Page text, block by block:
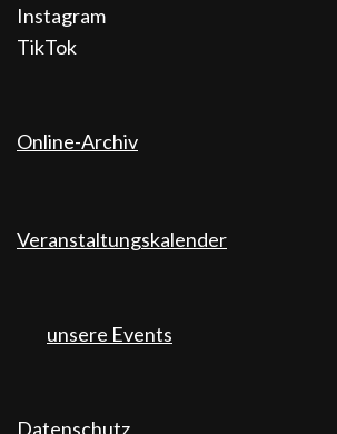
Instagram
TikTok
Online-Archiv
Veranstaltungskalender
unsere Events
Datenschutz